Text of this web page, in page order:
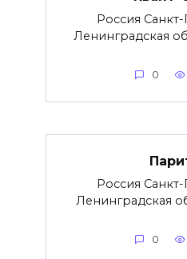
Россия
Ленинградская
0
Россия
Ленинградская
0